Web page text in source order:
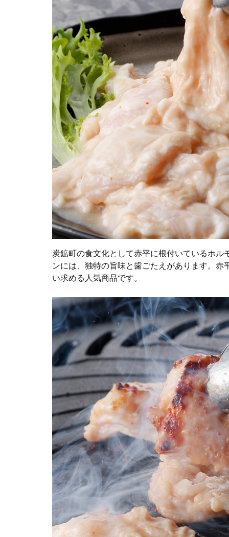
炭鉱町の食文化として赤平に根付いているホル
ンには、独特の旨味と歯ごたえがあります。
い求める人気商品です。